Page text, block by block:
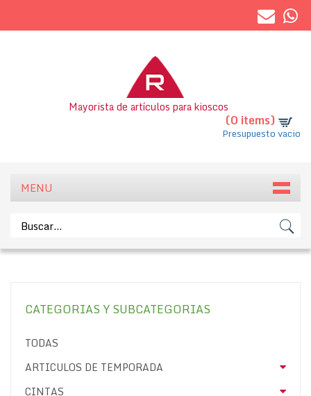
Mayorista de artículos para kioscos
(0 items)
Presupuesto vacio
MENU
CATEGORIAS Y SUBCATEGORIAS
TODAS
ARTICULOS DE TEMPORADA
CINTAS